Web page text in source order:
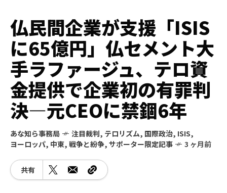
仏民間企業が支援「ISIS
に65億円」仏セメント大
手ラファージュ、テロ資
金提供で企業初の有罪判
決―元CEOに禁錮6年
あな知ら事務局 注目裁判, テロリズム, 国際政治, ISIS,
ヨーロッパ, 中東, 戦争と紛争, サポーター限定記事 3 ヶ月前
共有